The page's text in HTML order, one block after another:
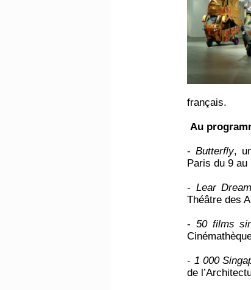
français.
Au
-Butterfly,
Paris du 9 au
- Lear
Théâtre des
-50 films
- 1 000
de